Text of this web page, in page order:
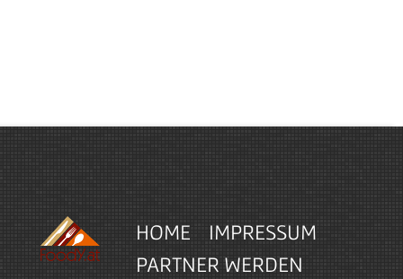
HOME
IMPRESSUM
PARTNER WERDEN